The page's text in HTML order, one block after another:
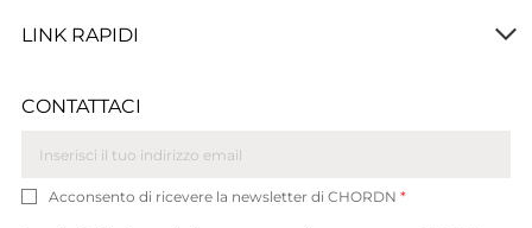
CONTATTACI
Acconsento di ricevere la newsletter di CHORDN *
LINK RAPIDI